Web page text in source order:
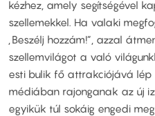
kézhez, amely segítségével
szellemekkel. Ha valaki
„Beszélj hozzám!”, azzal
szellemvilágot a való
esti bulik fő attrakciójává lép
médiában rajonganak az új
egyikük túl sokáig engedi